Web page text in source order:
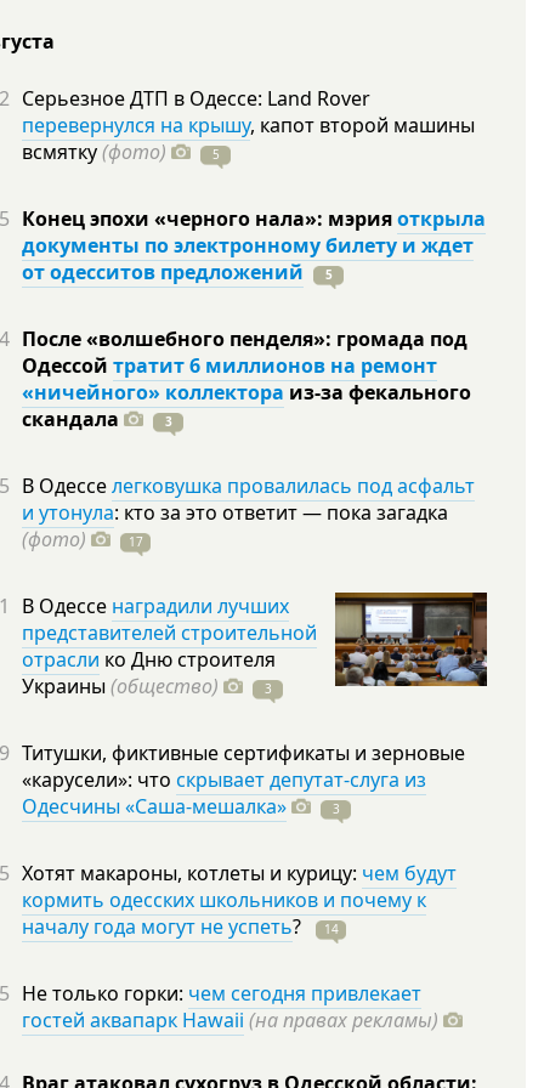
Серьезное ДТП в Одессе: Land Rover
перевернулся на крышу, капот второй машины
всмятку(фото) 5
Конец эпохи «черного нала»: мэрияоткрыла
документы по электронному билету и ждет
от одесситов предложений
5
После «волшебного пенделя»: громада под
Одессой тратит 6 миллионов на ремонт
«ничейного» коллектора из-за фекального
скандала
3
В Одесселегковушка провалилась под асфальт
и утонула: кто за это ответит — пока загадка
(фото)
17
В Одессе наградили лучших
представителей строительной
отрасли ко Дню строителя
Украины (общество) 3
Титушки, фиктивные сертификаты и зерновые
«карусели»: что скрывает депутат-слуга из
Одесчины «Саша-мешалка»
3
Хотят макароны, котлеты и курицу: чем будут
кормить одесских школьников и почему к
началу года могут не успеть? 14
Не только горки: чем сегодня привлекает
гостей аквапарк Hawaii (на правах рекламы)